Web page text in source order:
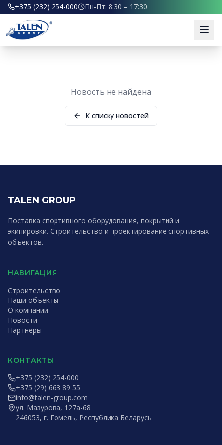
+375 (232) 254-000 Пн-Пт: 8:30 – 17:30
Новость не найдена
К списку новостей
TALEN GROUP
Поставка спортивного оборудования, покрытий и
экипировки. Строительство и проектирование спортивных
объектов.
НАВИГАЦИЯ
Строительство
Наши объекты
О компании
Новости
Партнеры
КОНТАКТЫ
+375 (232) 254-000
+375 (29) 663 89 55
info@talen-group.com
ул. Мазурова, 127а-68
246053, г. Гомель, Республика Беларусь